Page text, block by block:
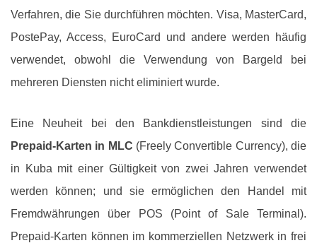
Verfahren, die Sie durchführen möchten. Visa, MasterCard,
PostePay, Access, EuroCard und andere werden häufig
verwendet, obwohl die Verwendung von Bargeld bei
mehreren Diensten nicht eliminiert wurde.
Eine Neuheit bei den Bankdienstleistungen sind die
Prepaid-Karten in MLC (Freely Convertible Currency), die
in Kuba mit einer Gültigkeit von zwei Jahren verwendet
werden können; und sie ermöglichen den Handel mit
Fremdwährungen über POS (Point of Sale Terminal).
Prepaid-Karten können im kommerziellen Netzwerk in frei